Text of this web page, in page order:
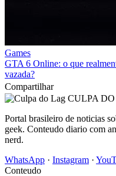
Games
GTA 6 Online: o que
vazada?
Compartilhar
CULPA DO
Portal brasileiro de noticias
geek. Conteudo diario com
nerd.
WhatsApp · Instagram ·
Conteudo